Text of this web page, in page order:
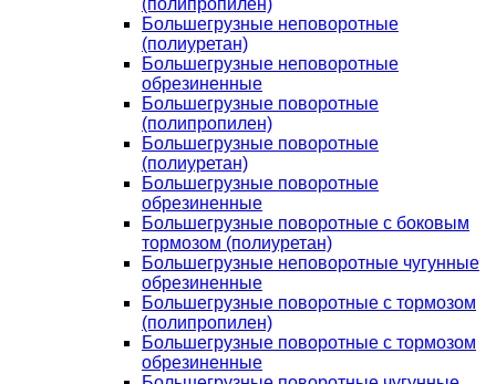
Большегрузные неповоротные
(полиуретан)
Большегрузные неповоротные
обрезиненные
Большегрузные поворотные
(полипропилен)
Большегрузные поворотные
(полиуретан)
Большегрузные поворотные
обрезиненные
Большегрузные поворотные с боковым
тормозом (полиуретан)
Большегрузные неповоротные чугунные
обрезиненные
Большегрузные поворотные с тормозом
(полипропилен)
Большегрузные поворотные с тормозом
обрезиненные